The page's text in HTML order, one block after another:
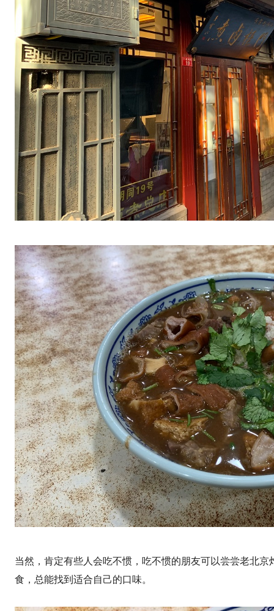
当然，肯定有些人会吃不惯，吃不惯的朋友可以尝尝老北
食，总能找到适合自己的口味。